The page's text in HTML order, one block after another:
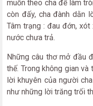
muốn theo cha để làm
còn đấy, cha đành dằn
Tâm trạng : đau đớn,
nước chưa trả.
Những câu thơ mở đầu
thế. Trong không gian
lời khuyên của người
như những lời trăng trối